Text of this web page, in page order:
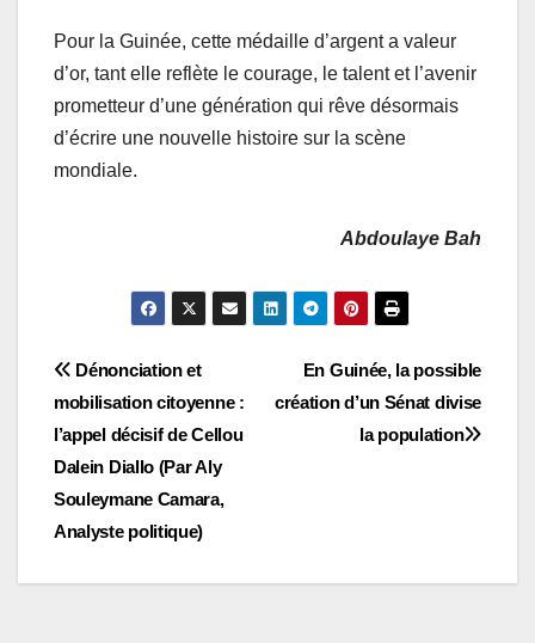
Pour la Guinée, cette médaille d’argent a valeur
d’or, tant elle reflète le courage, le talent et l’avenir
prometteur d’une génération qui rêve désormais
d’écrire une nouvelle histoire sur la scène
mondiale.
Abdoulaye Bah
Navigation
de
l’article
En Guinée, la possible
création d’un Sénat divise
la population
Dénonciation et
mobilisation citoyenne :
l’appel décisif de Cellou
Dalein Diallo (Par Aly
Souleymane Camara,
Analyste politique)